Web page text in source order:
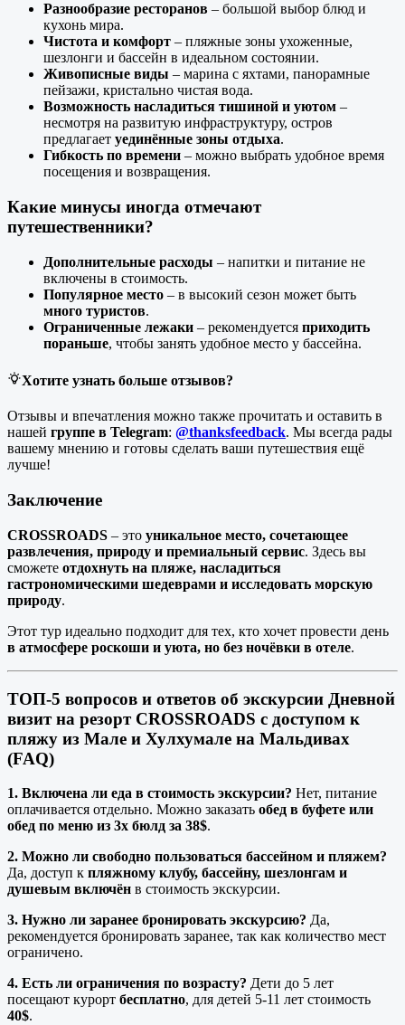
Разнообразие ресторанов – большой выбор блюд и
кухонь мира.
Чистота и комфорт – пляжные зоны ухоженные,
шезлонги и бассейн в идеальном состоянии.
Живописные виды – марина с яхтами, панорамные
пейзажи, кристально чистая вода.
Возможность насладиться тишиной и уютом –
несмотря на развитую инфраструктуру, остров
предлагает уединённые зоны отдыха.
Гибкость по времени – можно выбрать удобное время
посещения и возвращения.
Какие минусы иногда отмечают
путешественники?
Дополнительные расходы – напитки и питание не
включены в стоимость.
Популярное место – в высокий сезон может быть
много туристов.
Ограниченные лежаки – рекомендуется приходить
пораньше, чтобы занять удобное место у бассейна.
Хотите узнать больше отзывов?
Отзывы и впечатления можно также прочитать и оставить в
нашей группе в Telegram: @thanksfeedback. Мы всегда рады
вашему мнению и готовы сделать ваши путешествия ещё
лучше!
Заключение
CROSSROADS – это уникальное место, сочетающее
развлечения, природу и премиальный сервис. Здесь вы
сможете отдохнуть на пляже, насладиться
гастрономическими шедеврами и исследовать морскую
природу.
Этот тур идеально подходит для тех, кто хочет провести день
в атмосфере роскоши и уюта, но без ночёвки в отеле.
ТОП-5 вопросов и ответов об экскурсии Дневной
визит на резорт CROSSROADS с доступом к
пляжу из Мале и Хулхумале на Мальдивах
(FAQ)
1. Включена ли еда в стоимость экскурсии? Нет, питание
оплачивается отдельно. Можно заказать обед в буфете или
обед по меню из 3х бюлд за 38$.
2. Можно ли свободно пользоваться бассейном и пляжем?
Да, доступ к пляжному клубу, бассейну, шезлонгам и
душевым включён в стоимость экскурсии.
3. Нужно ли заранее бронировать экскурсию? Да,
рекомендуется бронировать заранее, так как количество мест
ограничено.
4. Есть ли ограничения по возрасту? Дети до 5 лет
посещают курорт бесплатно, для детей 5-11 лет стоимость
40$.